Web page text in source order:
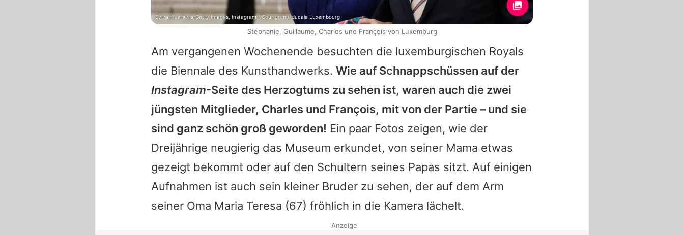
Am vergangenen Wochenende besuchten die luxemburgischen Royals
die Biennale des Kunsthandwerks. Wie auf Schnappschüssen auf der
Instagram-Seite des Herzogtums zu sehen ist, waren auch die zwei
jüngsten Mitglieder, Charles und François, mit von der Partie – und sie
sind ganz schön groß geworden! Ein paar Fotos zeigen, wie der
Dreijährige neugierig das Museum erkundet, von seiner Mama etwas
gezeigt bekommt oder auf den Schultern seines Papas sitzt. Auf einigen
Aufnahmen ist auch sein kleiner Bruder zu sehen, der auf dem Arm
seiner Oma Maria Teresa (67) fröhlich in die Kamera lächelt.
Sylvain Lefevre/Getty Images, Instagram / Cour grand-ducale Luxembourg
Stéphanie, Guillaume, Charles und François von Luxemburg
Anzeige